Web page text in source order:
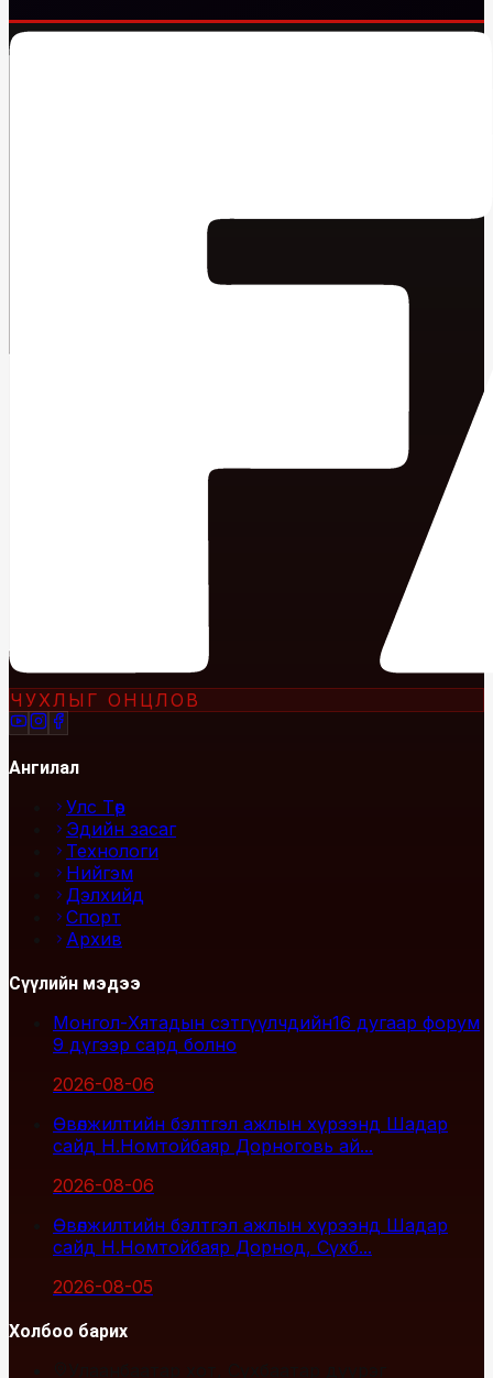
ЧУХЛЫГ ОНЦЛОВ
Ангилал
Улс Төр
Эдийн засаг
Технологи
Нийгэм
Дэлхийд
Спорт
Архив
Сүүлийн мэдээ
Монгол-Хятадын сэтгүүлчдийн16 дугаар форум
9 дүгээр сард болно
2026-08-06
Өвөлжилтийн бэлтгэл ажлын хүрээнд Шадар
сайд Н.Номтойбаяр Дорноговь ай...
2026-08-06
Өвөлжилтийн бэлтгэл ажлын хүрээнд Шадар
сайд Н.Номтойбаяр Дорнод, Сүхб...
2026-08-05
Холбоо барих